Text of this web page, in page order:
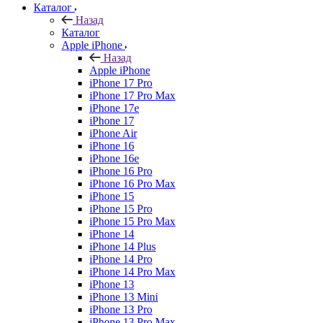
Каталог
Назад
Каталог
Apple iPhone
Назад
Apple iPhone
iPhone 17 Pro
iPhone 17 Pro Max
iPhone 17e
iPhone 17
iPhone Air
iPhone 16
iPhone 16e
iPhone 16 Pro
iPhone 16 Pro Max
iPhone 15
iPhone 15 Pro
iPhone 15 Pro Max
iPhone 14
iPhone 14 Plus
iPhone 14 Pro
iPhone 14 Pro Max
iPhone 13
iPhone 13 Mini
iPhone 13 Pro